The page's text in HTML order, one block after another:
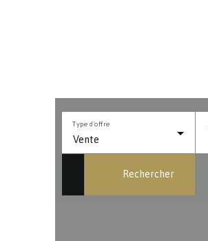
Vente
Type d'offre
Rechercher